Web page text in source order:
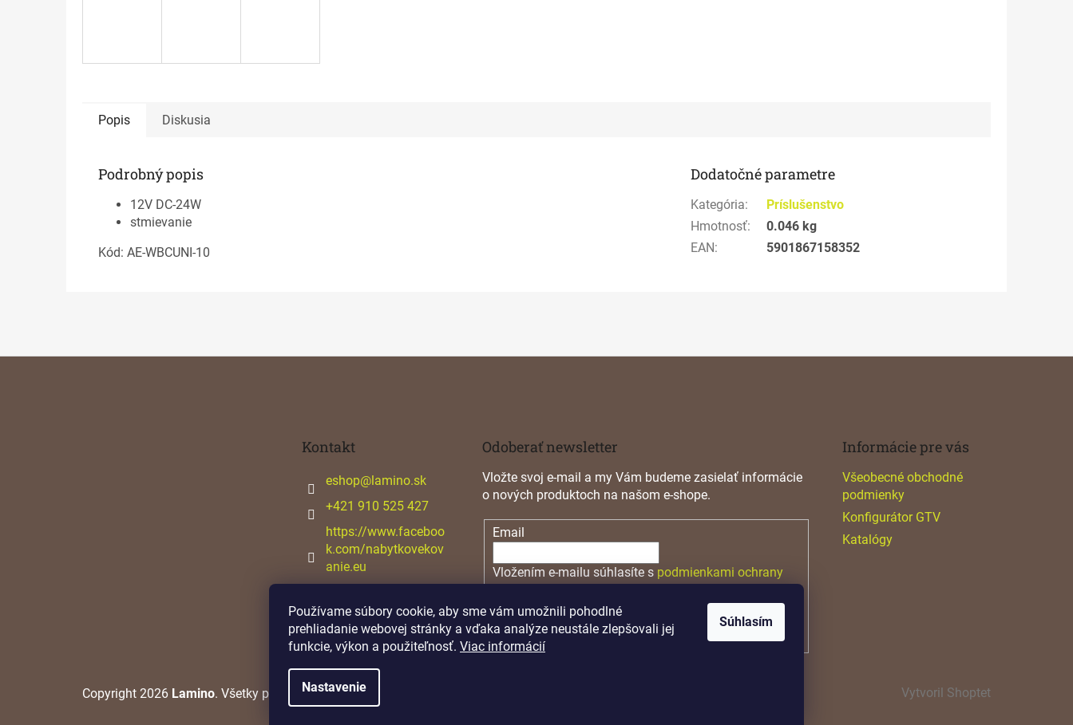
Používame súbory cookie, aby sme vám umožnili pohodlné
prehliadanie webovej stránky a vďaka analýze neustále zlepšovali jej
funkcie, výkon a použiteľnosť. Viac informácií
Nastavenie
Súhlasím
Popis Diskusia
Podrobný popis
12V DC-24W
stmievanie
Kód: AE-WBCUNI-10
Dodatočné parametre
Kategória:
Príslušenstvo
Hmotnosť:
0.046 kg
EAN: 5901867158352
Kontakt
eshop@lamino.sk
+421 910 525 427
https://www.faceboo
k.com/nabytkovekov
anie.eu
Odoberať newsletter
Vložte svoj e-mail a my Vám budeme zasielať informácie
o nových produktoch na našom e-shope.
Email
Vložením e-mailu súhlasíte s podmienkami ochrany
PRIHLÁSIŤ SA
Informácie pre vás
Všeobecné obchodné
podmienky
Konfigurátor GTV
Katalógy
Vytvoril Shoptet
Copyright 2026 Lamino. Všetky práva vyhradené.